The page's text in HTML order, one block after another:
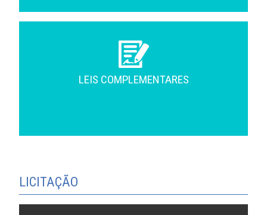
LEIS COMPLEMENTARES
LICITAÇÃO